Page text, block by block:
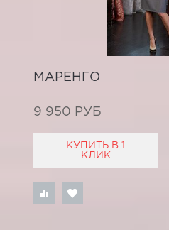
МАРЕНГО
9 950 РУБ
КУПИТЬ В 1
КЛИК